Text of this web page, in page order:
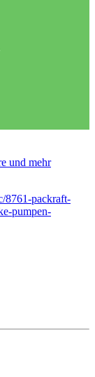
und mehr
8761-packraft-
pumpen-